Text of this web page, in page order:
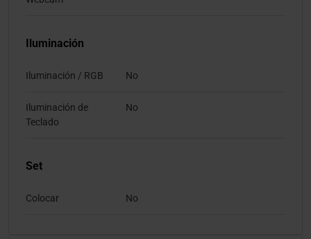
Iluminación
Iluminación / RGB No
Iluminación de
Teclado
No
Set
Colocar No